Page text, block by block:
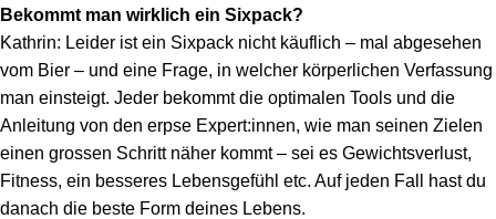
Bekommt man wirklich ein Sixpack?
Kathrin: Leider ist ein Sixpack nicht käuflich – mal abgesehen
vom Bier – und eine Frage, in welcher körperlichen Verfassung
man einsteigt. Jeder bekommt die optimalen Tools und die
Anleitung von den erpse Expert:innen, wie man seinen Zielen
einen grossen Schritt näher kommt – sei es Gewichtsverlust,
Fitness, ein besseres Lebensgefühl etc. Auf jeden Fall hast du
danach die beste Form deines Lebens.